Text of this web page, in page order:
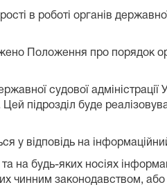
в роботі органів
Положення про порядок
судової адміністрації
Цей підрозділ буде
у відповідь на
на будь-яких носіях
чинним законодавством,